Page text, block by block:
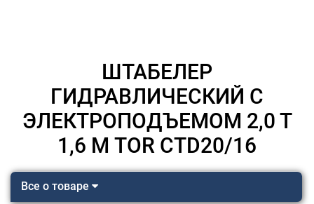
ШТАБЕЛЕР
ГИДРАВЛИЧЕСКИЙ С
ЭЛЕКТРОПОДЪЕМОМ 2,0 Т
1,6 М TOR CTD20/16
Все о товаре